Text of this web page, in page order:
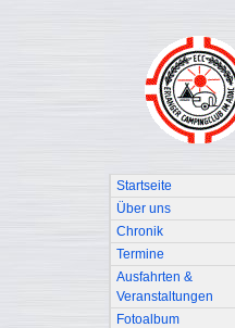
Startseite
Über uns
Chronik
Termine
Ausfahrten &
Veranstaltungen
Fotoalbum